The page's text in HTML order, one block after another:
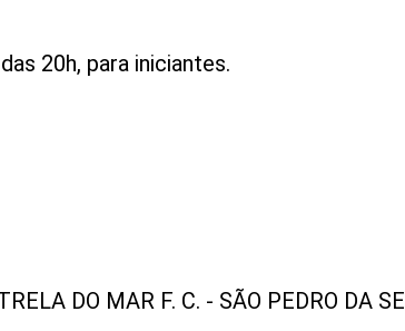
20h, para iniciantes.
DO MAR F. C. - SÃO PEDRO DA